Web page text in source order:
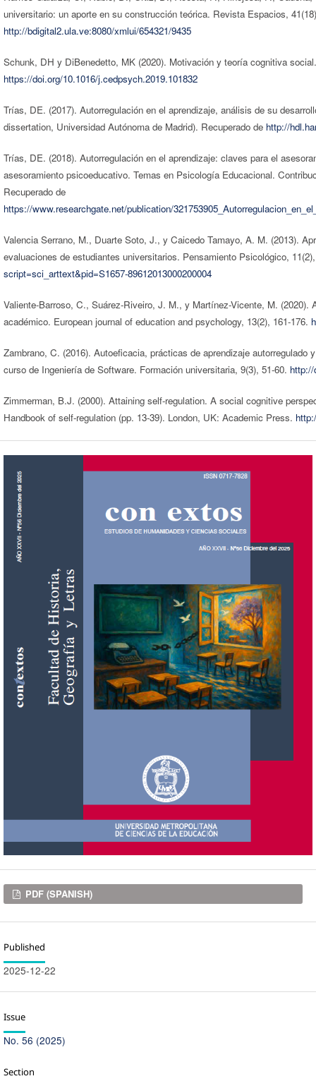
universitario: un aporte en su construcción teórica. Revista Espacios,
http://bdigital2.ula.ve:8080/xmlui/654321/9435
Schunk, DH y DiBenedetto, MK (2020). Motivación y teoría cognitiva
https://doi.org/10.1016/j.cedpsych.2019.101832
Trías, DE. (2017). Autorregulación en el aprendizaje, análisis de su
dissertation, Universidad Autónoma de Madrid). Recuperado de http://
Trías, DE. (2018). Autorregulación en el aprendizaje: claves para el
asesoramiento psicoeducativo. Temas en Psicología Educacional.
Recuperado de
https://www.researchgate.net/publication/
Valencia Serrano, M., Duarte Soto, J., y Caicedo Tamayo, A. M. (2013).
evaluaciones de estudiantes universitarios. Pensamiento Psicológico,
script=sci_arttext&pid=S1657-89612013000200004
Valiente-Barroso, C., Suárez-Riveiro, J. M., y Martínez-Vicente, M. (2020).
académico. European journal of education and psychology, 13(2), 161-176.
Zambrano, C. (2016). Autoeficacia, prácticas de aprendizaje autorregulado
curso de Ingeniería de Software. Formación universitaria, 9(3), 51-60. http://
Zimmerman, B.J. (2000). Attaining self-regulation. A social cognitive
Handbook of self-regulation (pp. 13-39). London, UK: Academic Press.
Downloads
PDF (SPANISH)
Published
2025-12-22
Issue
No. 56 (2025)
Section